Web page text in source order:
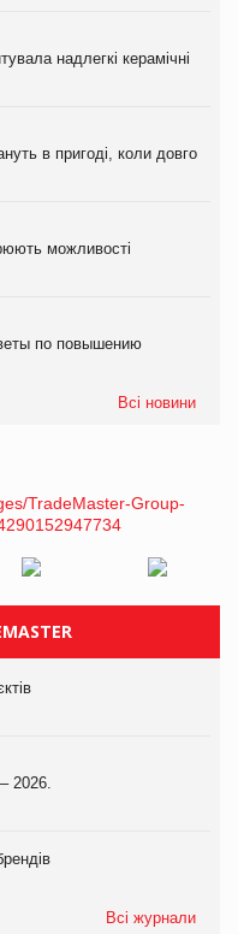
надлегкі керамічні
в пригоді, коли довго
можливості
по повышению
Всі новини
2026.
Всі журнали